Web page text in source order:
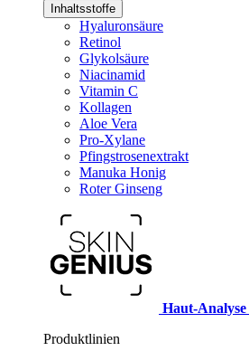
Inhaltsstoffe
Hyaluronsäure
Retinol
Glykolsäure
Niacinamid
Vitamin C
Kollagen
Aloe Vera
Pro-Xylane
Pfingstrosenextrakt
Manuka Honig
Roter Ginseng
Haut-Analyse
Produktlinien